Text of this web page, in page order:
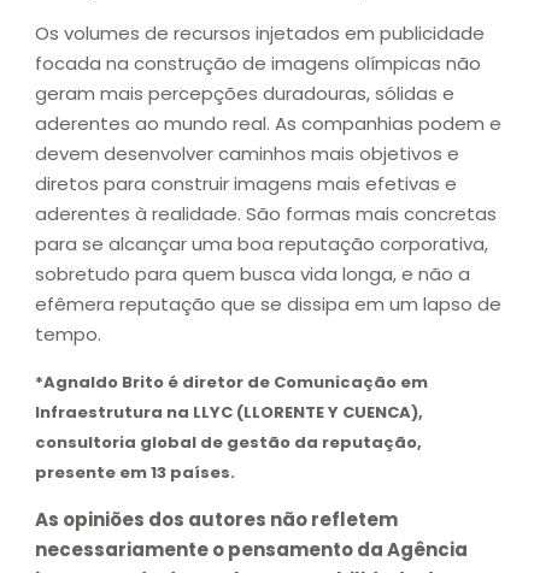
Os volumes de recursos injetados em publicidade
focada na construção de imagens olímpicas não
geram mais percepções duradouras, sólidas e
aderentes ao mundo real. As companhias podem e
devem desenvolver caminhos mais objetivos e
diretos para construir imagens mais efetivas e
aderentes à realidade. São formas mais concretas
para se alcançar uma boa reputação corporativa,
sobretudo para quem busca vida longa, e não a
efêmera reputação que se dissipa em um lapso de
tempo.
*Agnaldo Brito é diretor de Comunicação em
Infraestrutura na LLYC (LLORENTE Y CUENCA),
consultoria global de gestão da reputação,
presente em 13 países.
As opiniões dos autores não refletem
necessariamente o pensamento da Agência